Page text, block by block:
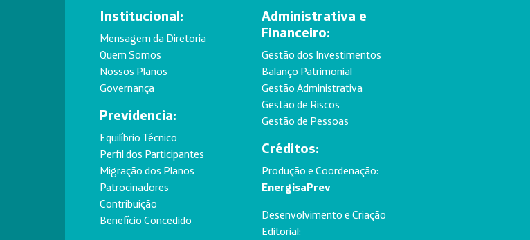
Institucional:
Mensagem da Diretoria
Quem Somos
Nossos Planos
Governança
Previdencia:
Equilíbrio Técnico
Perfil dos Participantes
Migração dos Planos
Patrocinadores
Contribuição
Benefício Concedido
Administrativa e
Financeiro:
Gestão dos Investimentos
Balanço Patrimonial
Gestão Administrativa
Gestão de Riscos
Gestão de Pessoas
Créditos:
Produção e Coordenação:
EnergisaPrev
Desenvolvimento e Criação
Editorial: